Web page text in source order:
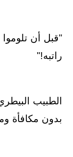
"قبل أن
راتبه!"
الطبيب
بدون مكافأة